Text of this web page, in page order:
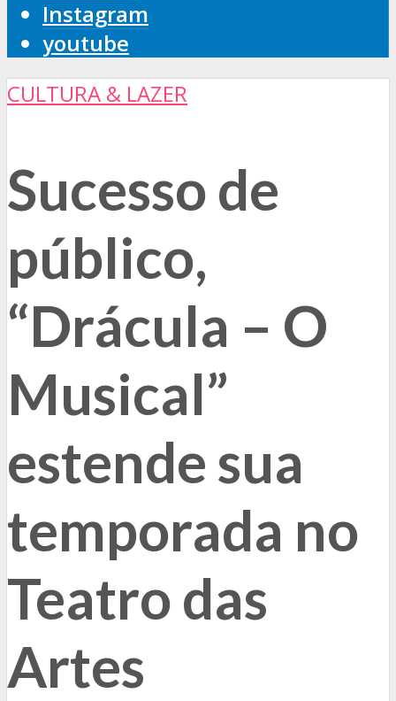
Instagram
youtube
CULTURA & LAZER
Sucesso de
público,
“Drácula – O
Musical”
estende sua
temporada no
Teatro das
Artes